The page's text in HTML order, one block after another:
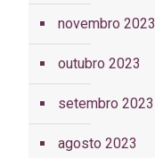
novembro 2023
outubro 2023
setembro 2023
agosto 2023